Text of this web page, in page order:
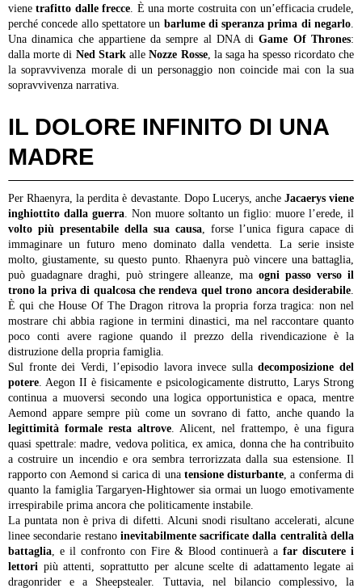
vienetrafitto dalle frecce. È una morte costruita con un’efficacia crudele,
perché concede allo spettatore un barlume di speranza prima di negarlo.
Una dinamica che appartiene da sempre al DNA diGame Of Thrones:
dalla morte di Ned StarkalleNozze Rosse, la saga ha spesso ricordato che
la sopravvivenza morale di un personaggio non coincide mai con la sua
sopravvivenza narrativa.
IL DOLORE INFINITO DI UNA
MADRE
Per Rhaenyra, la perdita è devastante. Dopo Lucerys, anche Jacaerys viene
inghiottito dalla guerra. Non muore soltanto un figlio: muore l’erede, il
volto più presentabile della sua causa, forse l’unica figura capace di
immaginare un futuro meno dominato dalla vendetta. La serie insiste
molto, giustamente, su questo punto. Rhaenyra può vincere una battaglia,
può guadagnare draghi, può stringere alleanze, ma ogni passo verso il
trono la priva di qualcosa che rendeva quel trono ancora desiderabile.
È qui che House Of The Dragon ritrova la propria forza tragica: non nel
mostrare chi abbia ragione in termini dinastici, ma nel raccontare quanto
poco conti avere ragione quando il prezzo della rivendicazione è la
distruzione della propria famiglia.
Sul fronte dei Verdi, l’episodio lavora invece sulladecomposizione del
potere. Aegon II è fisicamente e psicologicamente distrutto, Larys Strong
continua a muoversi secondo una logica opportunistica e opaca, mentre
Aemond appare sempre più come un sovrano di fatto, anche quando la
legittimità formale resta altrove. Alicent, nel frattempo, è una figura
quasi spettrale: madre, vedova politica, ex amica, donna che ha contribuito
a costruire un incendio e ora sembra terrorizzata dalla sua estensione. Il
rapporto con Aemond si carica di una tensione disturbante, a conferma di
quanto la famiglia Targaryen-Hightower sia ormai un luogo emotivamente
irrespirabile prima ancora che politicamente instabile.
La puntata non è priva di difetti. Alcuni snodi risultano accelerati, alcune
linee secondarie restano inevitabilmente sacrificate dalla centralità della
battaglia, e il confronto con Fire & Blood continuerà a far discutere i
lettori più attenti, soprattutto per alcune scelte di adattamento legate ai
dragonrider e a Sheepstealer. Tuttavia, nel bilancio complessivo, la